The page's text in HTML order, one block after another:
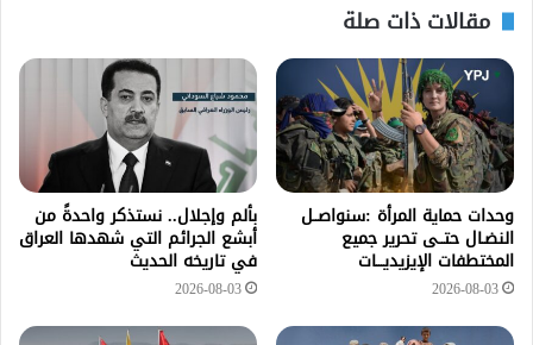
مقالات ذات صلة
وحدات حماية المرأة :سنواصــل
النضـال حتــى تحرير جميع
المختطفات الإيزيديـــات
2026-08-03
بألم وإجلال.. نستذكر واحدةً من
أبشع الجرائم التي شهدها العراق
في تاريخه الحديث
2026-08-03